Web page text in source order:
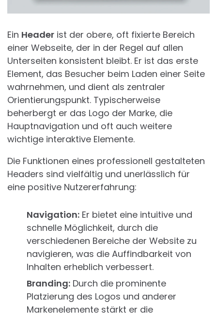
Ein Header ist der obere, oft fixierte Bereich
einer Webseite, der in der Regel auf allen
Unterseiten konsistent bleibt. Er ist das erste
Element, das Besucher beim Laden einer Seite
wahrnehmen, und dient als zentraler
Orientierungspunkt. Typischerweise
beherbergt er das Logo der Marke, die
Hauptnavigation und oft auch weitere
wichtige interaktive Elemente.
Die Funktionen eines professionell gestalteten
Headers sind vielfältig und unerlässlich für
eine positive Nutzererfahrung:
Navigation: Er bietet eine intuitive und
schnelle Möglichkeit, durch die
verschiedenen Bereiche der Website zu
navigieren, was die Auffindbarkeit von
Inhalten erheblich verbessert.
Branding: Durch die prominente
Platzierung des Logos und anderer
Markenelemente stärkt er die